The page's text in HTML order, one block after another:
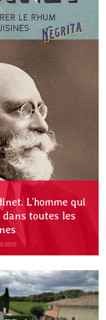
L’homme qui
toutes les